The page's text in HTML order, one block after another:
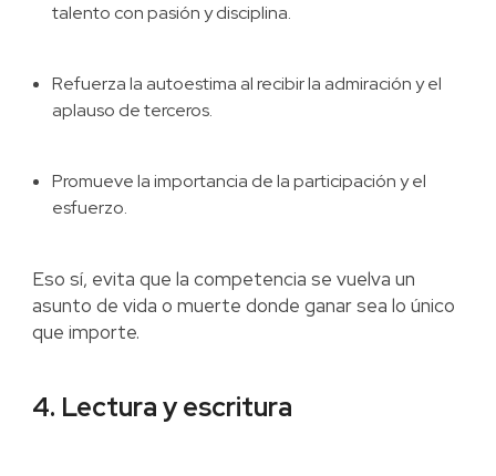
talento con pasión y disciplina.
Refuerza la autoestima al recibir la admiración y el
aplauso de terceros.
Promueve la importancia de la participación y el
esfuerzo.
Eso sí, evita que la competencia se vuelva un
asunto de vida o muerte donde ganar sea lo único
que importe.
4. Lectura y escritura